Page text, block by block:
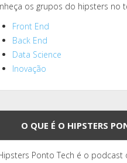
os grupos do hipsters no
Front End
Back End
Data Science
Inovação
O QUE É O HIPSTERS
Ponto Tech é o